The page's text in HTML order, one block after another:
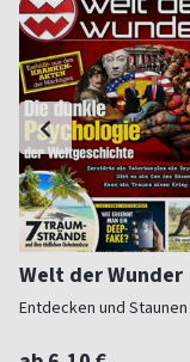
Welt der Wunder
Entdecken und Staunen